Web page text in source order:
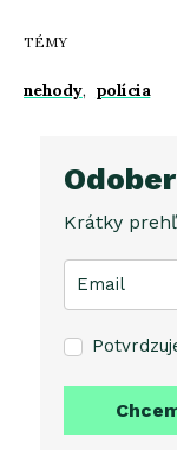
TÉMY
nehody, polícia
Krátky